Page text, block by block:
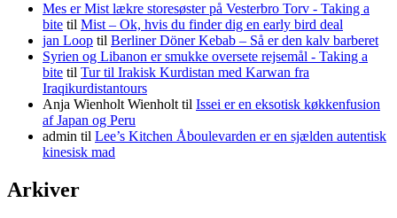
Mes er Mist lækre storesøster på Vesterbro Torv - Taking a
bite til Mist – Ok, hvis du finder dig en early bird deal
jan Loop til Berliner Döner Kebab – Så er den kalv barberet
Syrien og Libanon er smukke oversete rejsemål - Taking a
bite til Tur til Irakisk Kurdistan med Karwan fra
Iraqikurdistantours
Anja Wienholt Wienholt til Issei er en eksotisk køkkenfusion
af Japan og Peru
admin til Lee’s Kitchen Åboulevarden er en sjælden autentisk
kinesisk mad
Arkiver